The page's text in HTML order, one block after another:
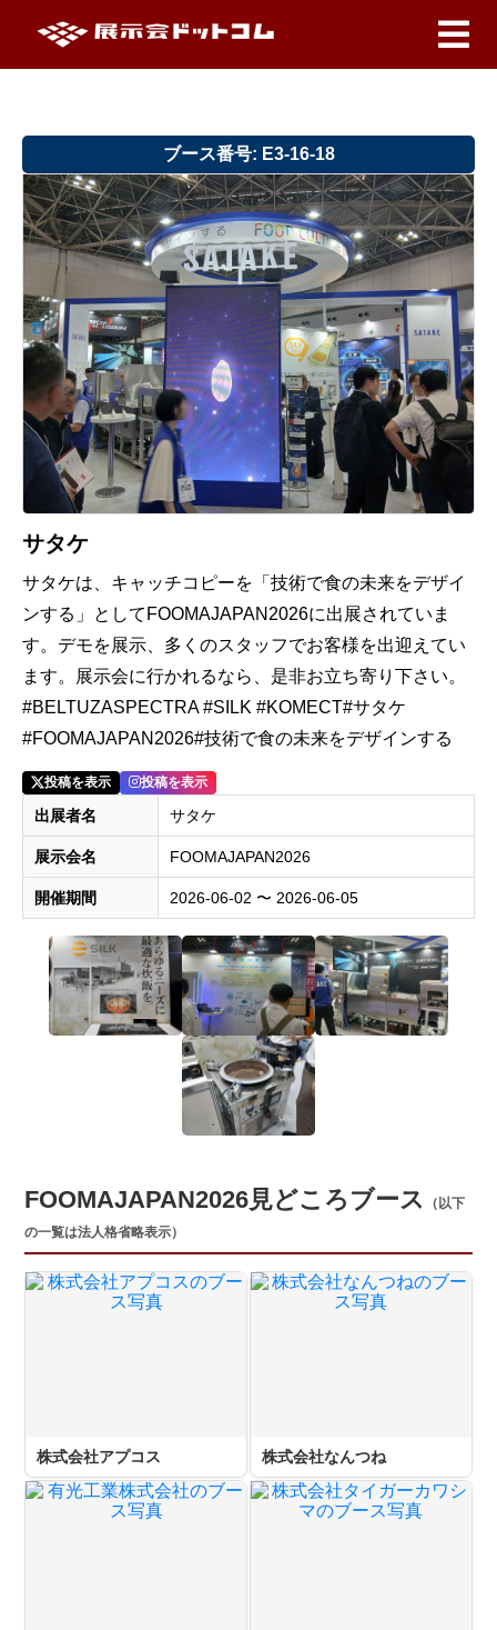
ブース番号: E3-16-18
サタケ
サタケは、キャッチコピーを「技術で食の未来をデザイ
ンする」としてFOOMAJAPAN2026に出展されていま
す。デモを展示、多くのスタッフでお客様を出迎えてい
ます。展示会に行かれるなら、是非お立ち寄り下さい。
#BELTUZASPECTRA #SILK #KOMECT#サタケ
#FOOMAJAPAN2026#技術で食の未来をデザインする
投稿を表示 投稿を表示
出展者名 サタケ
展示会名 FOOMAJAPAN2026
開催期間 2026-06-02 〜 2026-06-05
FOOMAJAPAN2026見どころブース
（以下
の一覧は法人格省略表示）
株式会社アプコス 株式会社なんつね